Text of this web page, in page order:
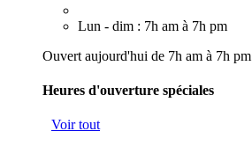
Lun - dim : 7h am à 7h pm
Ouvert aujourd'hui de 7h am à 7h pm
Heures d'ouverture spéciales
Voir tout